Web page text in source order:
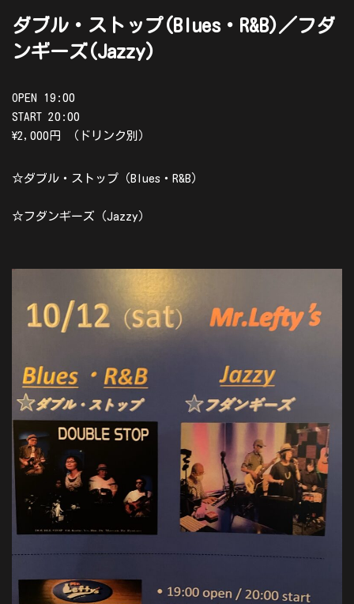
ダブル・ストップ(Blues・R&B)／フダ
ンギーズ(Jazzy)
OPEN 19:00
START 20:00
\2,000円 （ドリンク別）
☆ダブル・ストップ（Blues・R&B）
☆フダンギーズ（Jazzy）